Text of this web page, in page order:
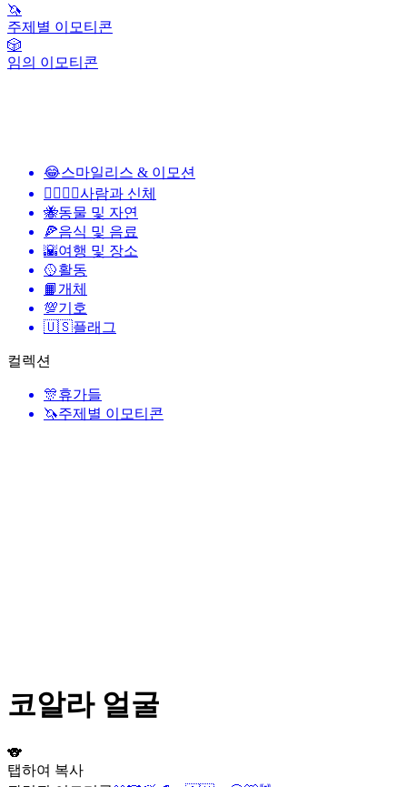
🦄
주제별 이모티콘
🎲
임의 이모티콘
😂스마일리스 & 이모션
👩‍❤️‍💋‍👨사람과 신체
🐝동물 및 자연
🍕음식 및 음료
🌇여행 및 장소
🥎활동
📙개체
💯기호
🇺🇸플래그
컬렉션
🎊휴가들
🦄주제별 이모티콘
코알라 얼굴
🐨
탭하여 복사